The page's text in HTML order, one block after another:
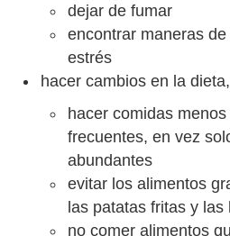
dejar de fumar
encontrar maneras
estrés
hacer cambios en la
hacer comidas
frecuentes, en vez
abundantes
evitar los alimentos
las patatas fritas y
no comer alimentos